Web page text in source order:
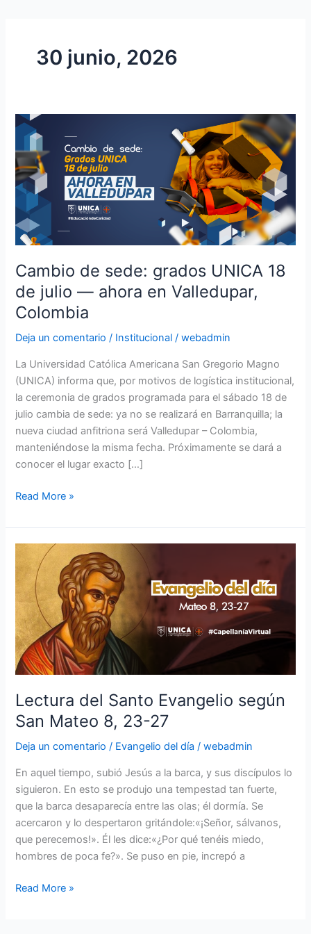
30 junio, 2026
Cambio de sede: grados UNICA 18
de julio — ahora en Valledupar,
Colombia
Deja un comentario / Institucional /webadmin
La Universidad Católica Americana San Gregorio Magno
(UNICA) informa que, por motivos de logística institucional,
la ceremonia de grados programada para el sábado 18 de
julio cambia de sede: ya no se realizará en Barranquilla; la
nueva ciudad anfitriona será Valledupar – Colombia,
manteniéndose la misma fecha. Próximamente se dará a
conocer el lugar exacto […]
Cambio
de
sede:
grados
UNICA
18
de
julio
ahora
en
Valledupar,
Colombia
Read More »
Lectura del Santo Evangelio según
San Mateo 8, 23-27
Deja un comentario / Evangelio del día /webadmin
En aquel tiempo, subió Jesús a la barca, y sus discípulos lo
siguieron. En esto se produjo una tempestad tan fuerte,
que la barca desaparecía entre las olas; él dormía. Se
acercaron y lo despertaron gritándole:«¡Señor, sálvanos,
que perecemos!». Él les dice:«¿Por qué tenéis miedo,
hombres de poca fe?». Se puso en pie, increpó a
Lectura
Santo
Evangelio
según
San
Mateo
8,
27
Read More »